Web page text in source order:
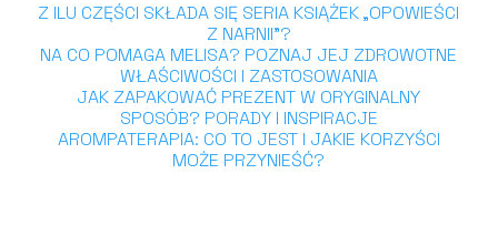
Z ILU CZĘŚCI SKŁADA SIĘ SERIA KSIĄŻEK „OPOWIEŚCI
Z NARNII”?
NA CO POMAGA MELISA? POZNAJ JEJ ZDROWOTNE
WŁAŚCIWOŚCI I ZASTOSOWANIA
JAK ZAPAKOWAĆ PREZENT W ORYGINALNY
SPOSÓB? PORADY I INSPIRACJE
AROMPATERAPIA: CO TO JEST I JAKIE KORZYŚCI
MOŻE PRZYNIEŚĆ?